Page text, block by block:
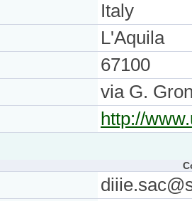
Italy
L'Aquila
67100
via G.
http://